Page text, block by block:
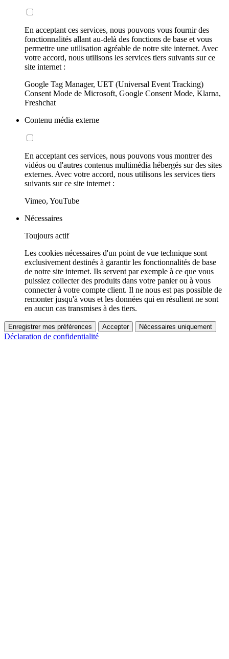
En acceptant ces services, nous pouvons vous fournir des
fonctionnalités allant au-delà des fonctions de base et vous
permettre une utilisation agréable de notre site internet. Avec
votre accord, nous utilisons les services tiers suivants sur ce
site internet :
Google Tag Manager, UET (Universal Event Tracking)
Consent Mode de Microsoft, Google Consent Mode, Klarna,
Freshchat
Contenu média externe
En acceptant ces services, nous pouvons vous montrer des
vidéos ou d'autres contenus multimédia hébergés sur des sites
externes. Avec votre accord, nous utilisons les services tiers
suivants sur ce site internet :
Vimeo, YouTube
Nécessaires
Toujours actif
Les cookies nécessaires d'un point de vue technique sont
exclusivement destinés à garantir les fonctionnalités de base
de notre site internet. Ils servent par exemple à ce que vous
puissiez collecter des produits dans votre panier ou à vous
connecter à votre compte client. Il ne nous est pas possible de
remonter jusqu'à vous et les données qui en résultent ne sont
en aucun cas transmises à des tiers.
Enregistrer mes préférences Accepter Nécessaires uniquement
Déclaration de confidentialité